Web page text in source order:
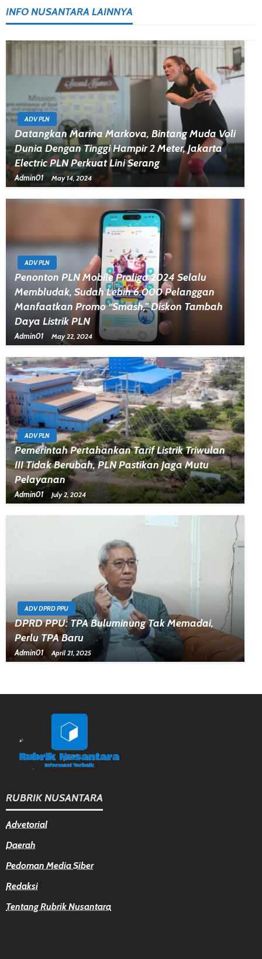
INFO NUSANTARA LAINNYA
ADV PLN
Datangkan Marina Markova, Bintang Muda Voli
Dunia Dengan Tinggi Hampir 2 Meter, Jakarta
Electric PLN Perkuat Lini Serang
Admin01 May 14, 2024
ADV PLN
Penonton PLN Mobile Proliga 2024 Selalu
Membludak, Sudah Lebih 6.000 Pelanggan
Manfaatkan Promo “Smash,” Diskon Tambah
Daya Listrik PLN
Admin01 May 22, 2024
ADV PLN
Pemerintah Pertahankan Tarif Listrik Triwulan
III Tidak Berubah, PLN Pastikan Jaga Mutu
Pelayanan
Admin01 July 2, 2024
ADV DPRD PPU
DPRD PPU: TPA Buluminung Tak Memadai,
Perlu TPA Baru
Admin01 April 21, 2025
RUBRIK NUSANTARA
Advetorial
Daerah
Pedoman Media Siber
Redaksi
Tentang Rubrik Nusantara